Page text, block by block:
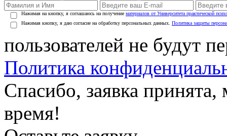
Нажимая на кнопку, я соглашаюсь на получение материалов от Университета практической
Нажимая кнопку, я даю согласие на обработку персональных данных. Политика защиты
пользователей не будут
Политика
Спасибо, заявка
время!